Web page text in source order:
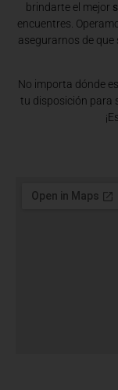
brindarte el mejor
encuentres.
asegurarnos de
No importa dónde
tu disposición para